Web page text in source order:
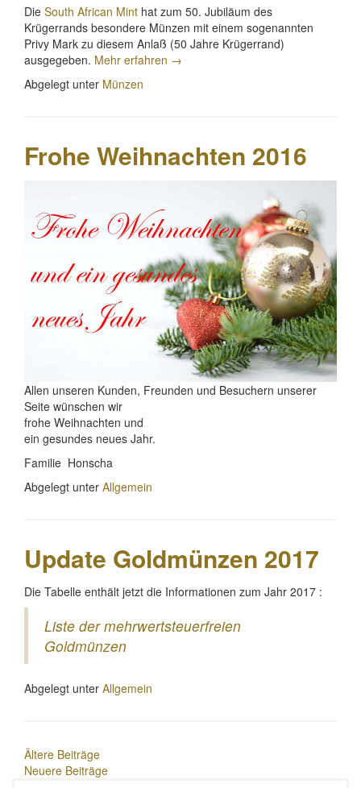
mit
rotem
Ring“
Die South African Mint hat zum 50. Jubiläum des
Krügerrands besondere Münzen mit einem sogenannten
Privy Mark zu diesem Anlaß (50 Jahre Krügerrand)
ausgegeben. Mehr erfahren „50
→
Abgelegt unter Münzen
Frohe Weihnachten 2016
Allen unseren Kunden, Freunden und Besuchern unserer
Seite wünschen wir
frohe Weihnachten und
ein gesundes neues Jahr.
Familie Honscha
Abgelegt unter Allgemein
Update Goldmünzen 2017
Die Tabelle enthält jetzt die Informationen zum Jahr 2017 :
Liste der mehrwertsteuerfreien
Goldmünzen
Abgelegt unter Allgemein
Beitragsnavigation
Ältere Beiträge
Neuere Beiträge